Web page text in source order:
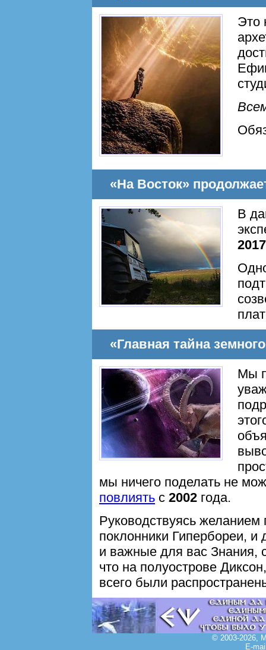
Это
«На Восток»
В
2017
«Главная тайна
Мы
мы ничего поделать не
повлиять с 2002 года.
Руководствуясь
поклонники Гипербореи,
и важные для вас Знания,
что на полуострове
всего были
© 2003-2026,
E-